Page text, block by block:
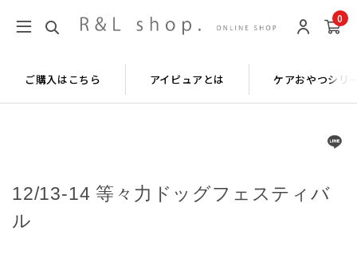
0
ご購入はこちら アイピュアとは ケアおやつシリ
12/13-14 等々力ドッグフェスティバ
ル